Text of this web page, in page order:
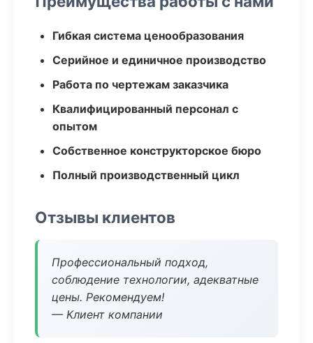
Гибкая система ценообразования
Серийное и единичное производство
Работа по чертежам заказчика
Квалифицированный персонал с
опытом
Собственное конструкторское бюро
Полный производственный цикл
Отзывы клиентов
Профессиональный подход,
соблюдение технологии, адекватные
цены. Рекомендуем!
— Клиент компании